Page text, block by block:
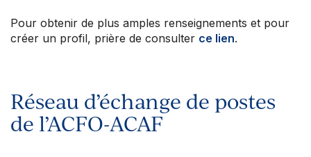
Pour obtenir de plus amples renseignements et pour
créer un profil, prière de consulter ce lien.
Réseau d’échange de postes
de l’ACFO-ACAF